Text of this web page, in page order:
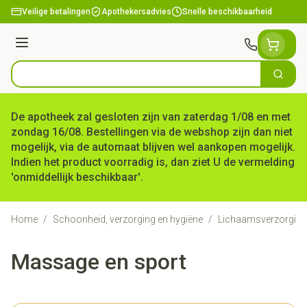
Ga naar de inhoud
Veilige betalingen Apothekersadvies Snelle beschikbaarheid
Menu
Product, merk, categorie... Zoek
De apotheek zal gesloten zijn van zaterdag 1/08 en met
zondag 16/08. Bestellingen via de webshop zijn dan niet
mogelijk, via de automaat blijven wel aankopen mogelijk.
Indien het product voorradig is, dan ziet U de vermelding
'onmiddellijk beschikbaar'.
Home / Schoonheid, verzorging en hygiëne / Lichaamsverzorging
Massage en sport